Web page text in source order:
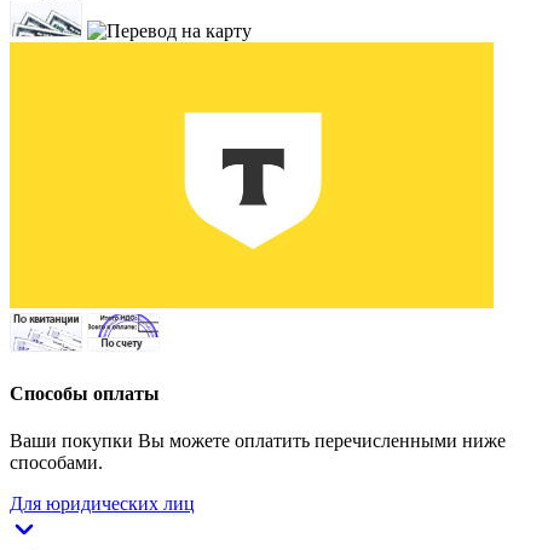
Способы оплаты
Ваши покупки Вы можете оплатить перечисленными ниже
способами.
Для юридических лиц